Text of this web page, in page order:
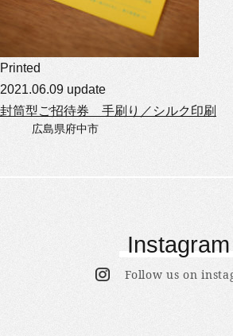
Printed
2021.06.09 update
封筒型ご招待券 手刷り／シルク印刷
広島県府中市
Instagram
Follow us on